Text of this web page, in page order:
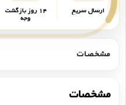
ارسال سریع ۱۴ روز بازگشت
وجه
مشخصات
مشخصات